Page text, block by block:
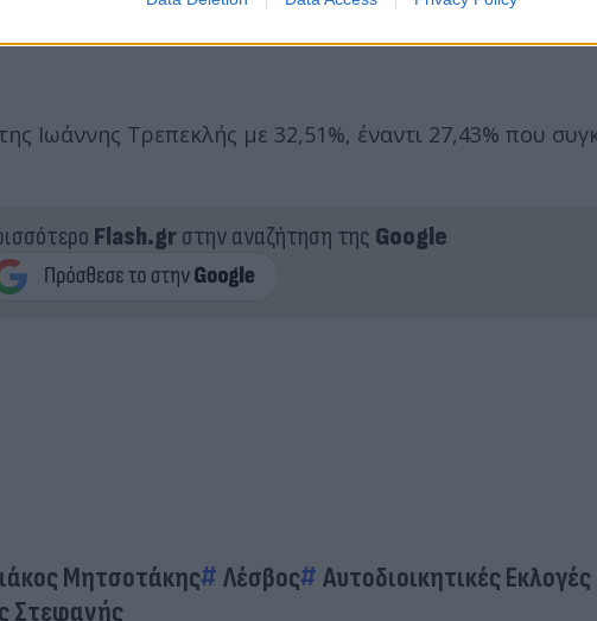
Ιωάννης Τρεπεκλής με 32,51%, έναντι 27,43% που
Flash.grστην αναζήτηση της Google
Μητσοτάκης Λέσβος
Αυτοδιοικητικές Εκλογές
Στεφανής